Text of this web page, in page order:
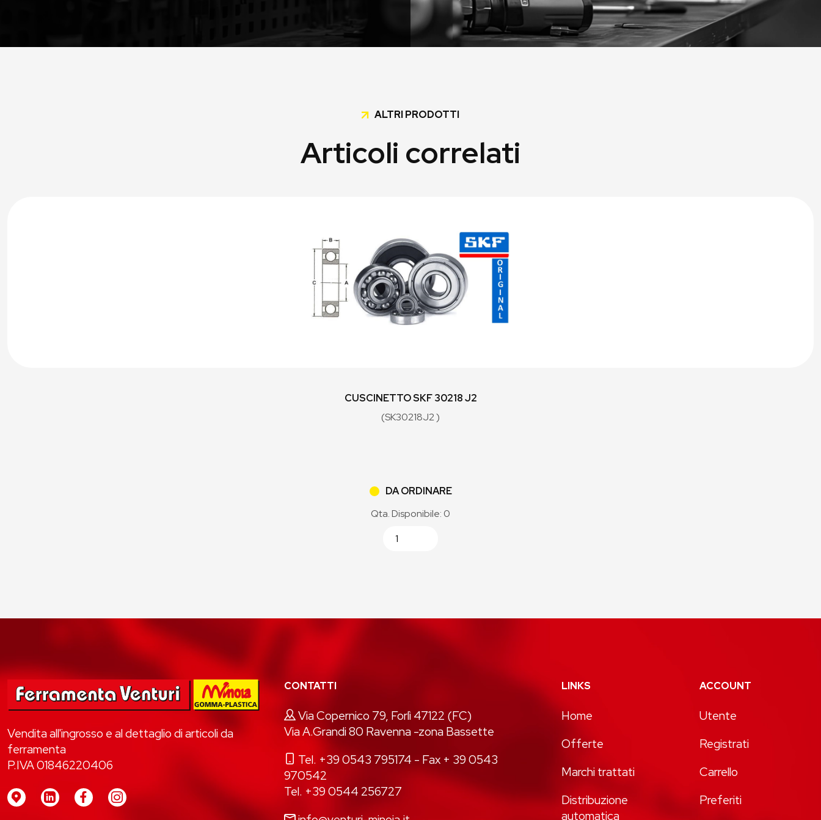
ALTRI PRODOTTI
Articoli correlati
CUSCINETTO SKF 30218 J2
(SK30218J2 )
DA ORDINARE
Qta. Disponibile: 0
Vendita all'ingrosso e al dettaglio di articoli da
ferramenta
P.IVA 01846220406
CONTATTI
Via Copernico 79, Forlì 47122 (FC)
Via A.Grandi 80 Ravenna -zona Bassette
Tel. +39 0543 795174 - Fax + 39 0543
970542
Tel. +39 0544 256727
LINKS
Home
Offerte
Marchi trattati
Distribuzione
automatica
ACCOUNT
Utente
Registrati
Carrello
Preferiti